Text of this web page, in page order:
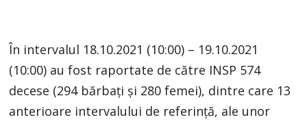
În intervalul 18.10.2021 (10:00) – 19.10.2021
(10:00) au fost raportate de către INSP 574
decese (294 bărbați și 280 femei), dintre care 13
anterioare intervalului de referință, ale unor